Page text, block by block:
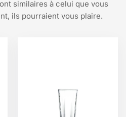
similaires à celui que vous
ils pourraient vous plaire.